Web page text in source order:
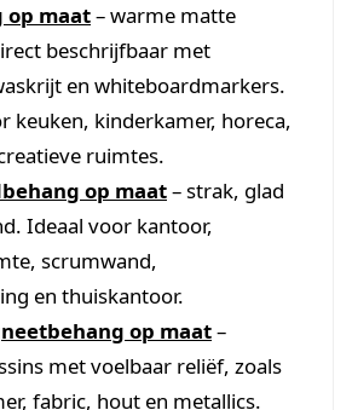
op maat– warme matte
beschrijfbaar met
en whiteboardmarkers.
keuken, kinderkamer, horeca,
ruimtes.
op maat– strak, glad
Ideaal voor kantoor,
scrumwand,
en thuiskantoor.
op maat–
met voelbaar reliëf, zoals
fabric, hout en metallics.